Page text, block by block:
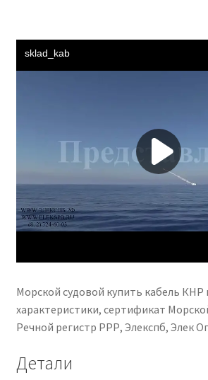
Морской судовой купить кабель КНР
характеристики, сертификат
Речной регистр РРР, Элекспб, Элек
Детали